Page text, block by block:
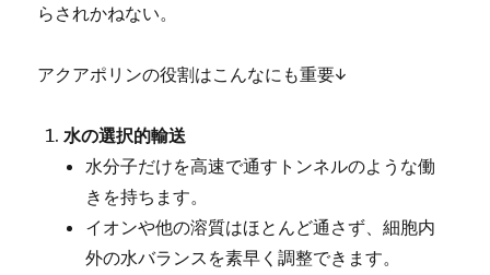
らされかねない。
アクアポリンの役割はこんなにも重要↓
水の選択的輸送
水分子だけを高速で通すトンネルのような働
きを持ちます。
イオンや他の溶質はほとんど通さず、細胞内
外の水バランスを素早く調整できます。